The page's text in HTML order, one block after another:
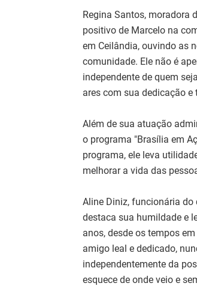
Regina Santos, moradora
positivo de Marcelo na
em Ceilândia, ouvindo as
comunidade. Ele não é
independente de quem
ares com sua dedicação
Além de sua atuação
o programa "Brasília em
programa, ele leva
melhorar a vida das
Aline Diniz, funcionária do
destaca sua humildade e
anos, desde os tempos
amigo leal e dedicado,
independentemente da
esquece de onde veio e